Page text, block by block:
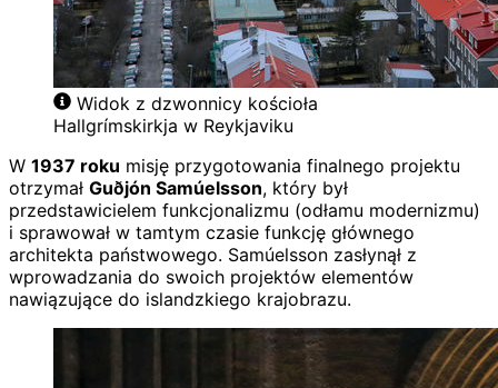
Widok z dzwonnicy kościoła
Hallgrímskirkja w Reykjaviku
W 1937 roku misję przygotowania finalnego projektu
otrzymał Guðjón Samúelsson, który był
przedstawicielem funkcjonalizmu (odłamu modernizmu)
i sprawował w tamtym czasie funkcję głównego
architekta państwowego. Samúelsson zasłynął z
wprowadzania do swoich projektów elementów
nawiązujące do islandzkiego krajobrazu.